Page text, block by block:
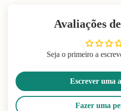
Avaliações
Seja o primeiro a
Escrever uma
Fazer uma